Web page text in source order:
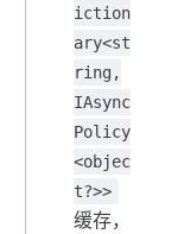
iction
ary<st
ring,
IAsync
Policy
<objec
t?>>
缓存，